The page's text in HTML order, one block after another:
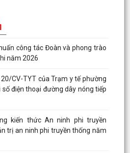
265/KH-UBND ngày 3/8/2026 của
về triển khai thực hiện Kế hoạch
UBND phường tại tổ dân phố Lãm
PHỐ VỀ TIẾN ĐỘ ĐO ĐẠC, LẬP
LẬP...